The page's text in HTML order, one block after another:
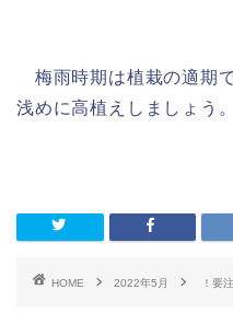
梅雨時期は植栽の適期
浅めに高植えしましょう。
HOME 2022年5月 ！要